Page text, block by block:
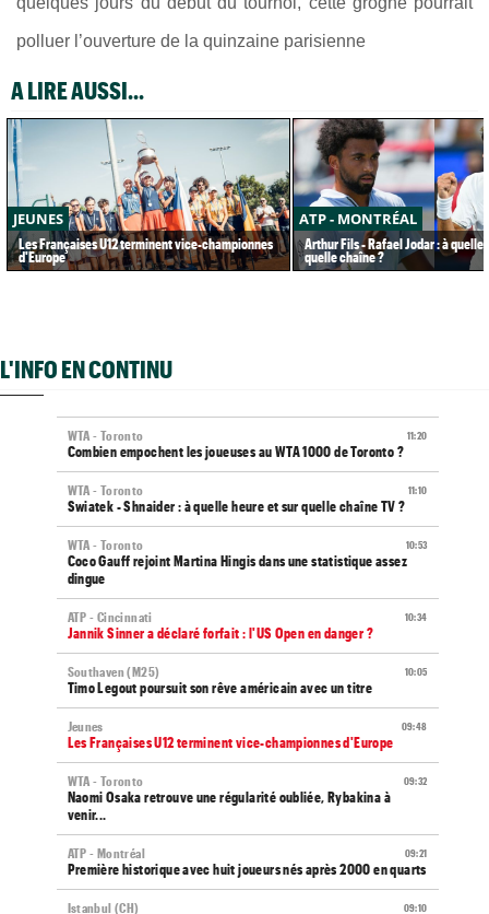
polluer l’ouverture de la quinzaine parisienne
A LIRE AUSSI...
JEUNES
Les Françaises U12 terminent vice-championnes
d'Europe
ATP - MONTRÉAL
Arthur Fils - Rafael Jodar : à quelle
quelle chaîne ?
L'INFO EN CONTINU
11:20
WTA - Toronto
Combien empochent les joueuses au WTA 1000 de Toronto ?
11:10
WTA - Toronto
Swiatek - Shnaider : à quelle heure et sur quelle chaîne TV ?
10:53
WTA - Toronto
Coco Gauff rejoint Martina Hingis dans une statistique assez
dingue
10:34
ATP - Cincinnati
Jannik Sinner a déclaré forfait : l'US Open en danger ?
10:05
Southaven (M25)
Timo Legout poursuit son rêve américain avec un titre
09:48
Jeunes
Les Françaises U12 terminent vice-championnes d'Europe
09:32
WTA - Toronto
Naomi Osaka retrouve une régularité oubliée, Rybakina à
venir...
09:21
ATP - Montréal
Première historique avec huit joueurs nés après 2000 en quarts
09:10
Istanbul (CH)